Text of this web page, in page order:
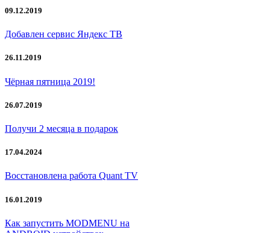
09.12.2019
Добавлен сервис Яндекс ТВ
26.11.2019
Чёрная пятница 2019!
26.07.2019
Получи 2 месяца в подарок
17.04.2024
Восстановлена работа Quant TV
16.01.2019
Как запустить MODMENU на